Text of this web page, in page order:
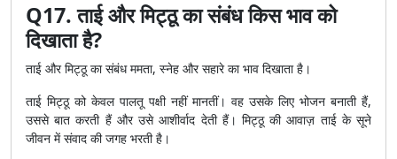
Q17. ताई और मिट्ठू का संबंध किस भाव को
दिखाता है?
ताई और मिट्ठू का संबंध ममता, स्नेह और सहारे का भाव दिखाता है।
ताई मिट्ठू को केवल पालतू पक्षी नहीं मानतीं। वह उसके लिए भोजन बनाती हैं,
उससे बात करती हैं और उसे आशीर्वाद देती हैं। मिट्ठू की आवाज़ ताई के सूने
जीवन में संवाद की जगह भरती है।